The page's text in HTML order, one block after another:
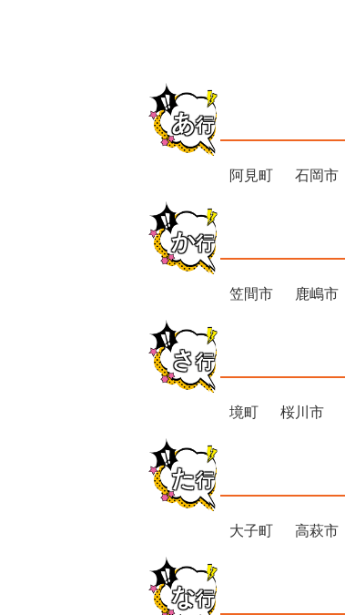
あ行
阿見町 石岡市
か行
笠間市 鹿嶋市
さ行
境町 桜川市
た行
大子町 高萩市
な行